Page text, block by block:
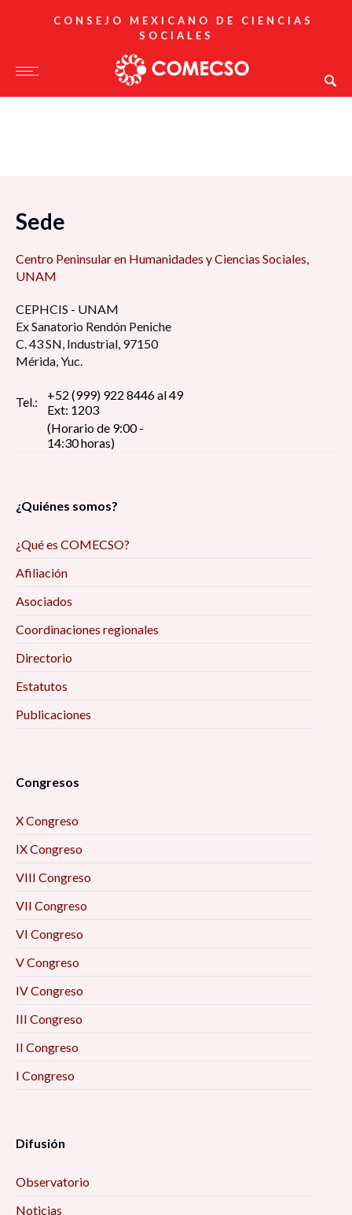
CONSEJO MEXICANO DE CIENCIAS
SOCIALES
Sede
Centro Peninsular en Humanidades y Ciencias Sociales,
UNAM
CEPHCIS - UNAM
Ex Sanatorio Rendón Peniche
C. 43 SN, Industrial, 97150
Mérida, Yuc.
Tel.:
+52 (999) 922 8446 al 49
Ext: 1203
(Horario de 9:00 -
14:30 horas)
¿Quiénes somos?
¿Qué es COMECSO?
Afiliación
Asociados
Coordinaciones regionales
Directorio
Estatutos
Publicaciones
Congresos
X Congreso
IX Congreso
VIII Congreso
VII Congreso
VI Congreso
V Congreso
IV Congreso
III Congreso
II Congreso
I Congreso
Difusión
Observatorio
Noticias